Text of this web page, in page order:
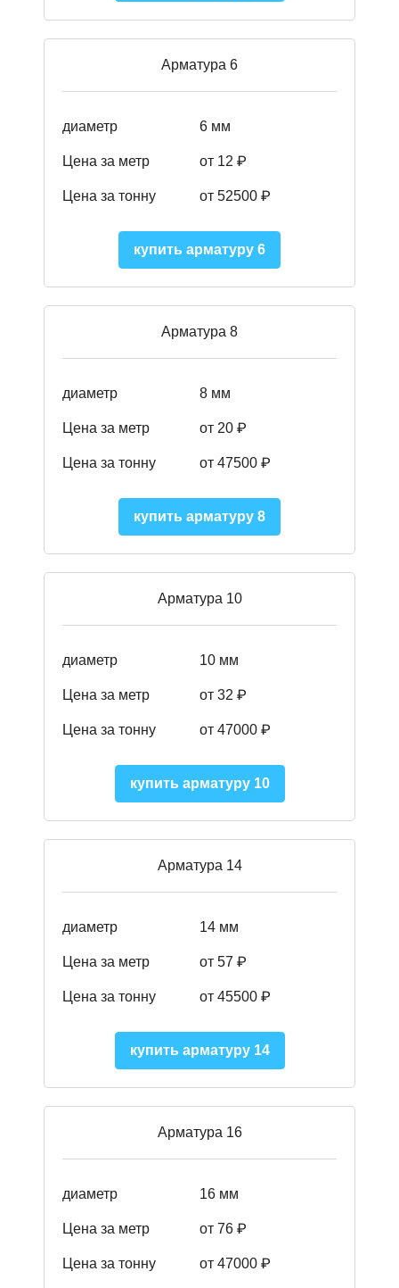
Арматура 6
диаметр 6 мм
Цена за метр от 12 ₽
Цена за тонну от 52500 ₽
купить арматуру 6
Арматура 8
диаметр 8 мм
Цена за метр от 20 ₽
Цена за тонну от 47500 ₽
купить арматуру 8
Арматура 10
диаметр 10 мм
Цена за метр от 32 ₽
Цена за тонну от 47000 ₽
купить арматуру 10
Арматура 14
диаметр 14 мм
Цена за метр от 57 ₽
Цена за тонну от 45500 ₽
купить арматуру 14
Арматура 16
диаметр 16 мм
Цена за метр от 76 ₽
Цена за тонну от 47000 ₽